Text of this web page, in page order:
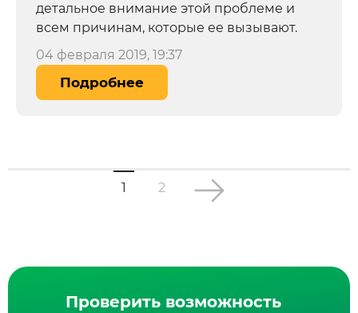
детальное внимание этой проблеме и
всем причинам, которые ее вызывают.
04 февраля 2019, 19:37
Подробнее
1 2
Проверить возможность